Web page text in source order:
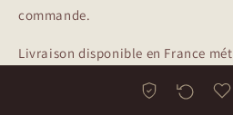
commande.
Livraison disponible en France